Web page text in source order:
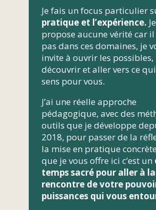
Je fais un focus particulier
pratique et l’expérience.
propose aucune vérité car il
pas dans ces domaines, je
invite à ouvrir les possibles,
découvrir et aller vers ce
sens pour vous.
J’ai une réelle approche
pédagogique, avec des
outils que je développe
2018, pour passer de la
la mise en pratique
que je vous offre ici c’est un
temps sacré pour aller à la
rencontre de votre
puissances qui vous